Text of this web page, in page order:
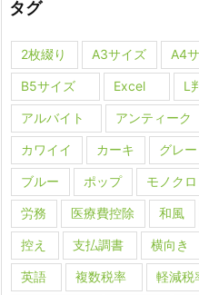
タグ
2枚綴り A3サイズ A4
B5サイズ Excel L
アルバイト アンティーク
カワイイ カーキ グレー
ブルー ポップ モノクロ
労務 医療費控除 和風
控え 支払調書 横向き
英語 複数税率 軽減税